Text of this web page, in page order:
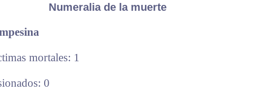
Numeralia de la muerte
mortales: 1
0